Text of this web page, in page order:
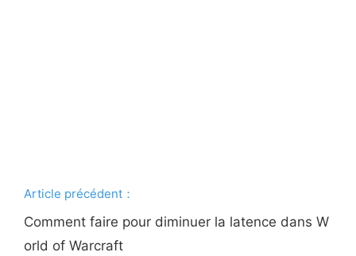
Article précédent：
Comment faire pour diminuer la latence dans W
orld of Warcraft